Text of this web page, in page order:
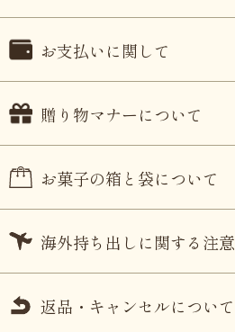
お支払いに関して
贈り物マナーについて
お菓子の箱と袋について
海外持ち出しに関する注意
返品・キャンセルについて